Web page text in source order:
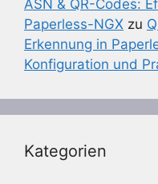
ASN & QR-Codes:
Paperless-NGX zu
Erkennung in
Konfiguration und
Kategorien